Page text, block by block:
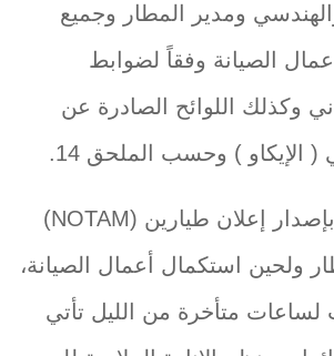
ومدير المطار وجميع
الصيانة وفقاً لضوابط
وكذلك اللوائح الصادرة عن
الإيكاو ) وحسب الملحق 14.
وأوصت السلطة، وفق البيان، بإصدار إعلان طيارين (NOTAM)
ولحين استكمال أعمال الصيانة،
لساعات متأخرة من الليل تأتي